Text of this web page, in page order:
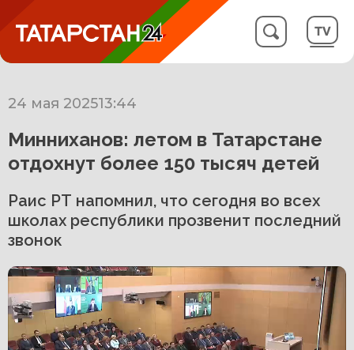
24 мая 202513:44
Минниханов: летом в Татарстане
отдохнут более 150 тысяч детей
Раис РТ напомнил, что сегодня во всех
школах республики прозвенит последний
звонок